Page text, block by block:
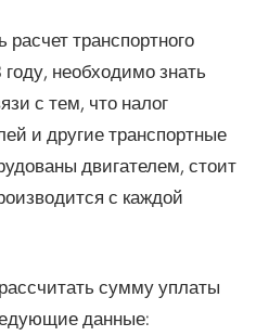
транспортного
необходимо знать
с тем, что налог
и другие транспортные
двигателем, стоит
с каждой
сумму уплаты
данные: